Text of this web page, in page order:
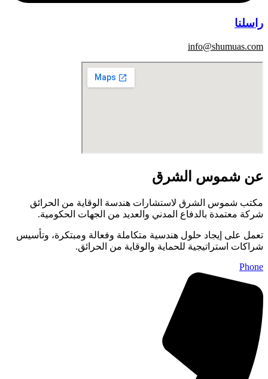
راسلنا
info@shumuas.com
عن شموس الشرق
مكتب شموس الشرق لاستشارات هندسة الوقاية من الحرائق
شركة معتمدة بالدفاع المدني والعديد من الجهات الحكومية.
تعمل على إيجاد حلول هندسية متكاملة وفعالة ومبتكرة، وتأسيس
شراكات استراتيجية للحماية والوقاية من الحرائق.
Phone